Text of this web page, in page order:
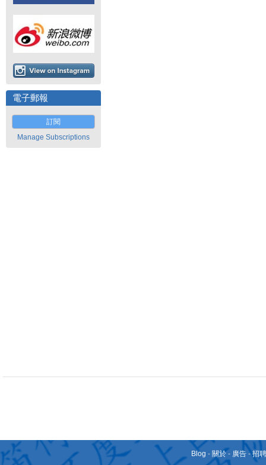
電子郵報
訂閱
Manage Subscriptions
Blog - 關於 - 廣告 -招